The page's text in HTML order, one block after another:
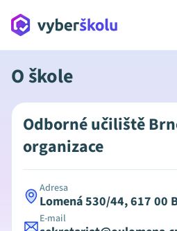
O škole
Odborné učiliště
organizace
Adresa
Lomená 530/44, 617 00
E-mail